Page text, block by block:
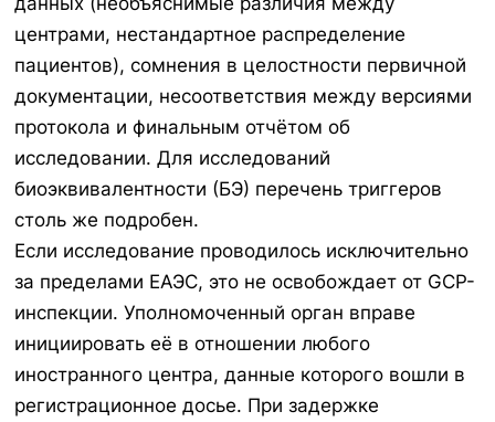
центрами, нестандартное распределение
пациентов), сомнения в целостности первичной
документации, несоответствия между версиями
протокола и финальным отчётом об
исследовании. Для исследований
биоэквивалентности (БЭ) перечень триггеров
столь же подробен.
Если исследование проводилось исключительно
за пределами ЕАЭС, это не освобождает от GCP-
инспекции. Уполномоченный орган вправе
инициировать её в отношении любого
иностранного центра, данные которого вошли в
регистрационное досье. При задержке